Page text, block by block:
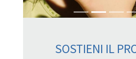
SOSTIENI IL